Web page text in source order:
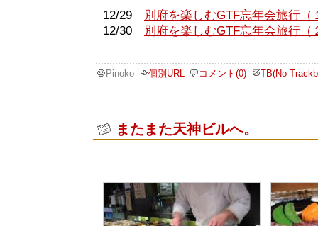
12/29
別府を楽しむGTF忘年会旅行（
12/30
別府を楽しむGTF忘年会旅行（
Pinoko 個別URL コメント(0) TB(No
またまた天神ビルへ。